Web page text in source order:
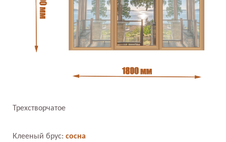
Трехстворчатое
Клееный брус: сосна